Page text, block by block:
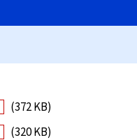
(372 KB)
(320 KB)